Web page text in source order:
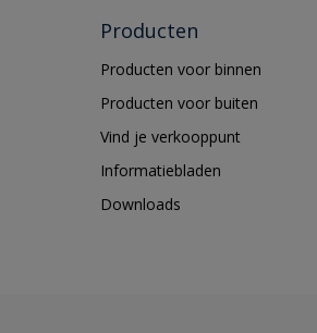
Producten
Producten voor binnen
Producten voor buiten
Vind je verkooppunt
Informatiebladen
Downloads